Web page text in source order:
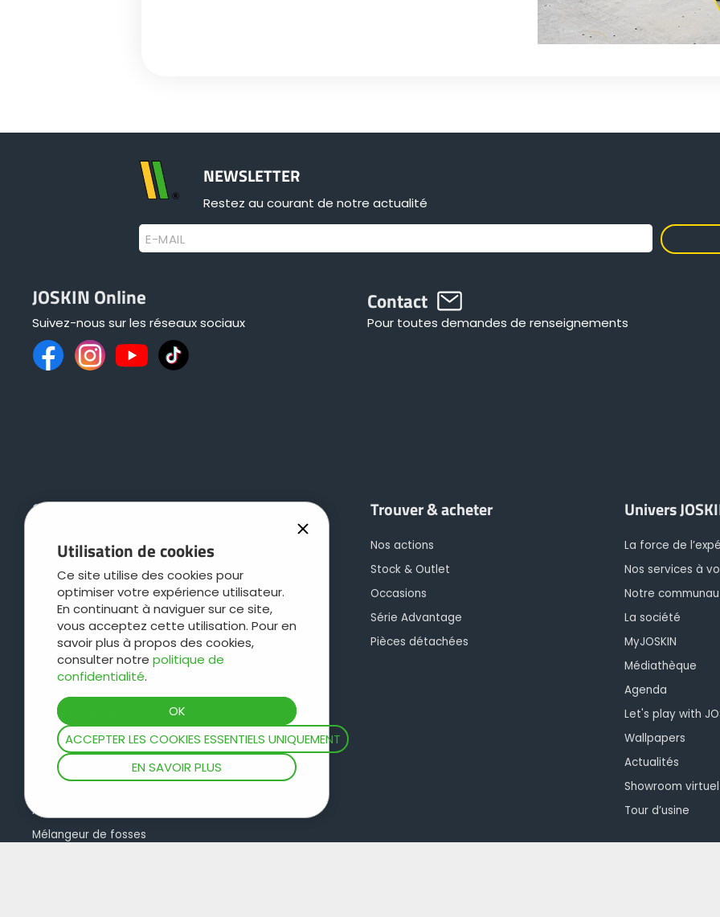
Utilisation de cookies
Ce site utilise des cookies pour
optimiser votre expérience utilisateur.
En continuant à naviguer sur ce site,
vous acceptez cette utilisation. Pour en
savoir plus à propos des cookies,
consulter notre politique de
confidentialité.
ACCEPTER LES COOKIES ESSENTIELS UNIQUEMENT
EN SAVOIR PLUS
NEWSLETTER
Restez au courant de notre actualité
E-MAIL
JOSKIN Online
Suivez-nous sur les réseaux sociaux
Contact
Pour toutes demandes de renseignements
Gamme
Épandeurs de lisier
Outils d'épandage
Épandeurs de fumier
Bennes basculantes
Caisse polyvalente
Caisse d'ensilage
Concept cargo
Bétaillères
Entretien des pâtures
Tonnes et bacs à eau
Hydrocureuses
Mélangeur de fosses
Groupe
JOSKIN
DistriTECH
Service régional
Leboulch
JOSKIN galva
JOSKIN logistique
Trouver & acheter
Nos actions
Stock & Outlet
Occasions
Série Advantage
Pièces détachées
Univers
La force de
Nos services à
Notre
La société
MyJOSKIN
Médiathèque
Agenda
Let's play with
Wallpapers
Actualités
Showroom virtuel
Tour d’usine